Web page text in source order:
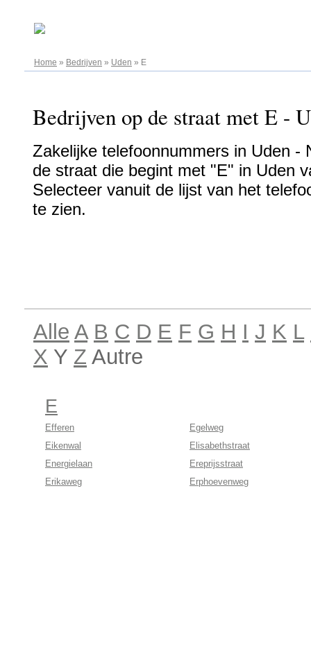
Home » Bedrijven » Uden » E
Bedrijven op de straat met E -
Zakelijke telefoonnummers in Uden -
de straat die begint met "E" in Uden
Selecteer vanuit de lijst van het
te zien.
Alle A B C D E F G H I J K L
X Y Z Autre
E
Efferen
Egelweg
Eikenwal
Elisabethstraat
Energielaan
Ereprijsstraat
Erikaweg
Erphoevenweg